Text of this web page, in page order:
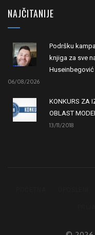
NAJČITANIJE
Podršku
knjiga za sve
Huseinbegović
06/08/2026
KONKURS ZA
OBLAST
13/11/2018